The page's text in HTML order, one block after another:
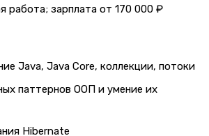
работа; зарплата от 170 000 ₽
Java, Java Core, коллекции, потоки
паттернов ООП и умение их
Hibernate